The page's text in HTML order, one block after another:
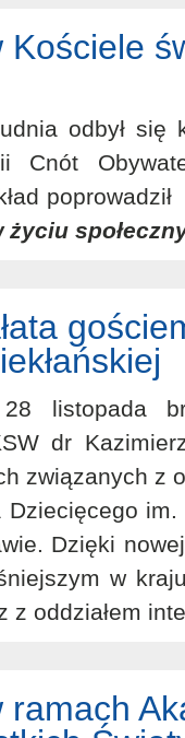
Kościele
odbył się
Cnót
życiu
listopada
dr
związanych z
Dziecięcego
Dzięki
w
z oddziałem
ramach